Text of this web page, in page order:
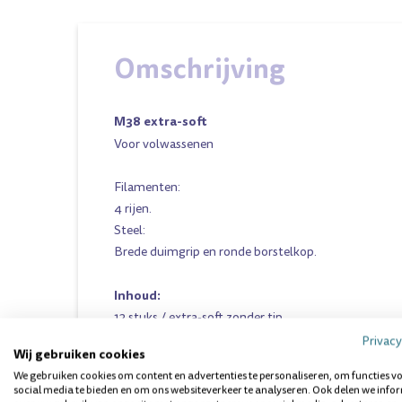
Omschrijving
M38 extra-soft
Voor volwassenen
Filamenten:
4 rijen.
Steel:
Brede duimgrip en ronde borstelkop.
Inhoud:
12 stuks / extra-soft zonder tip
Vragen over dit product? Wij helpen
Wij gebruiken cookies
We gebruiken cookies om content en advertenties te personaliseren, om functies
social media te bieden en om ons websiteverkeer te analyseren. Ook delen we